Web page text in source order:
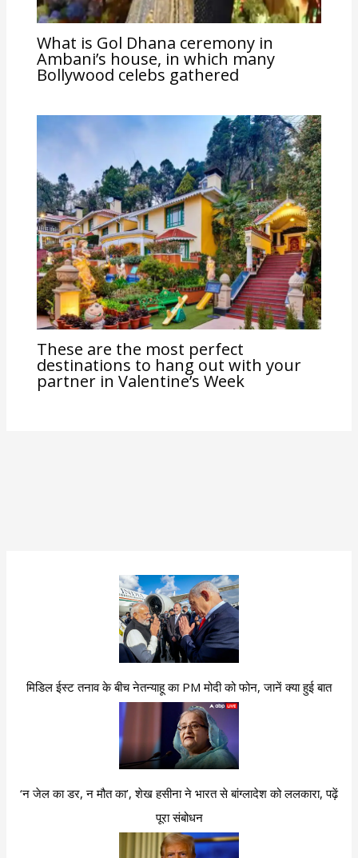
What is Gol Dhana ceremony in
Ambani’s house, in which many
Bollywood celebs gathered
These are the most perfect
destinations to hang out with your
partner in Valentine’s Week
मिडिल ईस्ट तनाव के बीच नेतन्याहू का PM मोदी को फोन, जानें क्या हुई बात
‘न जेल का डर, न मौत का’, शेख हसीना ने भारत से बांग्लादेश को ललकारा, पढ़ें
पूरा संबोधन